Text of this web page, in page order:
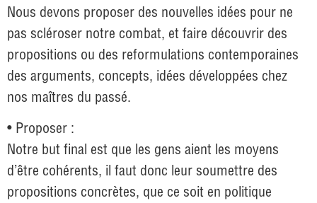
Nous devons proposer des nouvelles idées pour ne
pas scléroser notre combat, et faire découvrir des
propositions ou des reformulations contemporaines
des arguments, concepts, idées développées chez
nos maîtres du passé.
• Proposer :
Notre but final est que les gens aient les moyens
d’être cohérents, il faut donc leur soumettre des
propositions concrètes, que ce soit en politique